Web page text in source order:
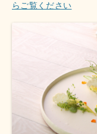
らご覧ください